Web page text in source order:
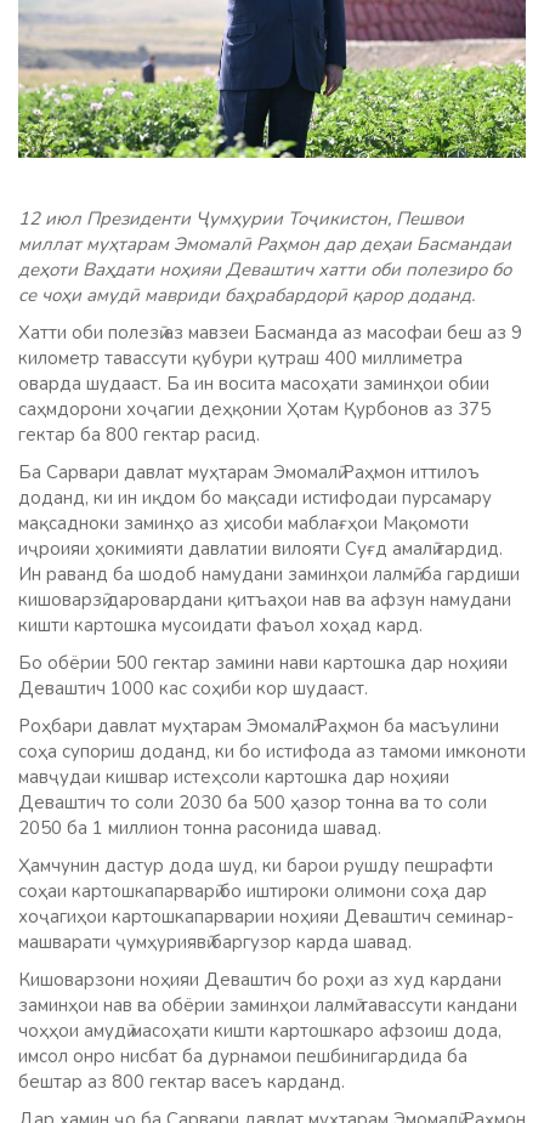
12 июл Президенти Ҷумҳурии Тоҷикистон, Пешвои
миллат муҳтарам Эмомалӣ Раҳмон дар деҳаи Басмандаи
деҳоти Ваҳдати ноҳияи Деваштич хатти оби полезиро бо
се чоҳи амудӣ мавриди баҳрабардорӣ қарор доданд.
Хатти оби полезӣ аз мавзеи Басманда аз масофаи беш аз 9
километр тавассути қубури қутраш 400 миллиметра
оварда шудааст. Ба ин восита масоҳати заминҳои обии
саҳмдорони хоҷагии деҳқонии Ҳотам Қурбонов аз 375
гектар ба 800 гектар расид.
Ба Сарвари давлат муҳтарам Эмомалӣ Раҳмон иттилоъ
доданд, ки ин иқдом бо мақсади истифодаи пурсамару
мақсадноки заминҳо аз ҳисоби маблағҳои Мақомоти
иҷроияи ҳокимияти давлатии вилояти Суғд амалӣ гардид.
Ин раванд ба шодоб намудани заминҳои лалмӣ, ба гардиши
кишоварзӣ даровардани қитъаҳои нав ва афзун намудани
кишти картошка мусоидати фаъол хоҳад кард.
Бо обёрии 500 гектар замини нави картошка дар ноҳияи
Деваштич 1000 кас соҳиби кор шудааст.
Роҳбари давлат муҳтарам Эмомалӣ Раҳмон ба масъулини
соҳа супориш доданд, ки бо истифода аз тамоми имконоти
мавҷудаи кишвар истеҳсоли картошка дар ноҳияи
Деваштич то соли 2030 ба 500 ҳазор тонна ва то соли
2050 ба 1 миллион тонна расонида шавад.
Ҳамчунин дастур дода шуд, ки барои рушду пешрафти
соҳаи картошкапарварӣ бо иштироки олимони соҳа дар
хоҷагиҳои картошкапарварии ноҳияи Деваштич семинар-
машварати ҷумҳуриявӣ баргузор карда шавад.
Кишоварзони ноҳияи Деваштич бо роҳи аз худ кардани
заминҳои нав ва обёрии заминҳои лалмӣ тавассути кандани
чоҳҳои амудӣ масоҳати кишти картошкаро афзоиш дода,
имсол онро нисбат ба дурнамои пешбинигардида ба
бештар аз 800 гектар васеъ карданд.